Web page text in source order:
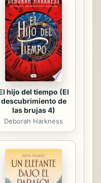
con este libro
a paso y de
el sistema de
ofrece
durante el
hijo del tiempo (El
descubrimiento de
las brujas 4)
Deborah Harkness